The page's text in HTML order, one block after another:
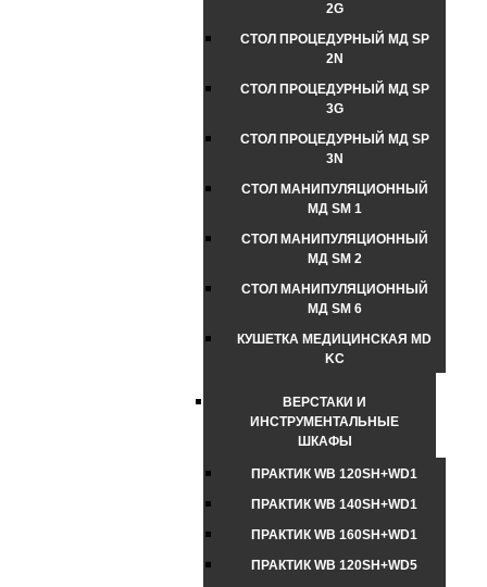
2G
СТОЛ ПРОЦЕДУРНЫЙ МД SP
2N
СТОЛ ПРОЦЕДУРНЫЙ МД SP
3G
СТОЛ ПРОЦЕДУРНЫЙ МД SP
3N
СТОЛ МАНИПУЛЯЦИОННЫЙ
МД SM 1
СТОЛ МАНИПУЛЯЦИОННЫЙ
МД SM 2
СТОЛ МАНИПУЛЯЦИОННЫЙ
МД SM 6
КУШЕТКА МЕДИЦИНСКАЯ MD
KС
ВЕРСТАКИ И
ИНСТРУМЕНТАЛЬНЫЕ
ШКАФЫ
ПРАКТИК WB 120SH+WD1
ПРАКТИК WB 140SH+WD1
ПРАКТИК WB 160SH+WD1
ПРАКТИК WB 120SH+WD5